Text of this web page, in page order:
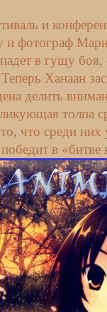
и
фотограф
в гущу боя,
Ханаан
делить
толпа
что среди
в